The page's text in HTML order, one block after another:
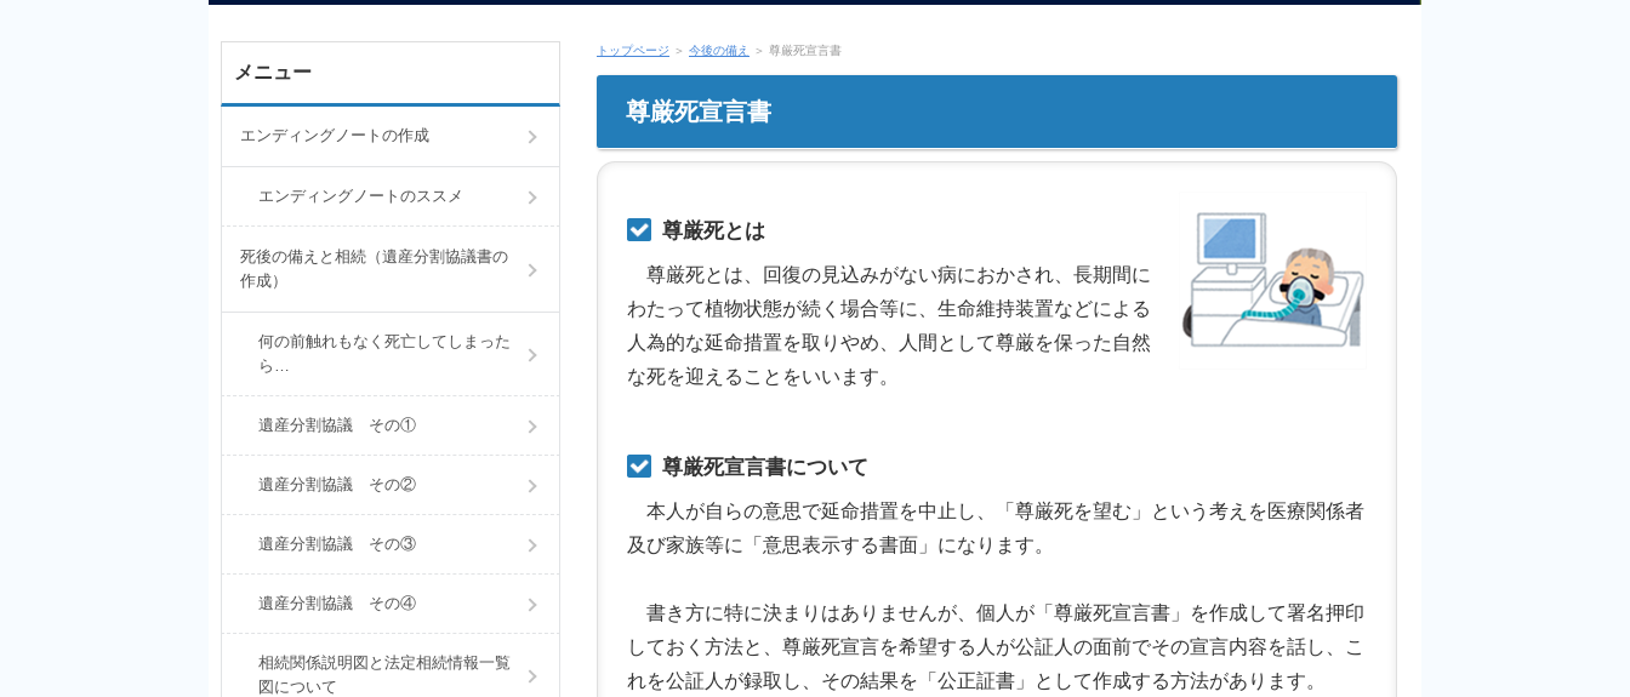
トップページ ＞ 今後の備え ＞ 尊厳死宣言書
尊厳死宣言書
尊厳死とは
尊厳死とは、回復の見込みがない病におかされ、長期間に
わたって植物状態が続く場合等に、生命維持装置などによる
人為的な延命措置を取りやめ、人間として尊厳を保った自然
な死を迎えることをいいます。
尊厳死宣言書について
本人が自らの意思で延命措置を中止し、「尊厳死を望む」という考えを医療関係者
及び家族等に「意思表示する書面」になります。
書き方に特に決まりはありませんが、個人が「尊厳死宣言書」を作成して署名押印
しておく方法と、尊厳死宣言を希望する人が公証人の面前でその宣言内容を話し、こ
れを公証人が録取し、その結果を「公正証書」として作成する方法があります。
メニュー
エンディングノートの作成
エンディングノートのススメ
死後の備えと相続（遺産分割協議書の
作成）
何の前触れもなく死亡してしまった
ら…
遺産分割協議 その①
遺産分割協議 その②
遺産分割協議 その③
遺産分割協議 その④
相続関係説明図と法定相続情報一覧
図について